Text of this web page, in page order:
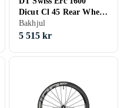
Dicut Cl 45 Rear Wheel
Silver 12 x 142 mm
Shimano/Sram HG
Bakhjul
5 515 kr